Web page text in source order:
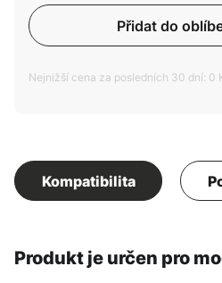
Přidat do
Nejnižší cena za posledních 30 dní: 0
Kompatibilita
Produkt je určen pro